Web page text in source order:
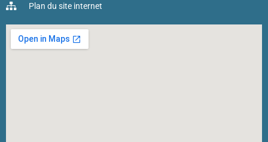
Plan du site internet